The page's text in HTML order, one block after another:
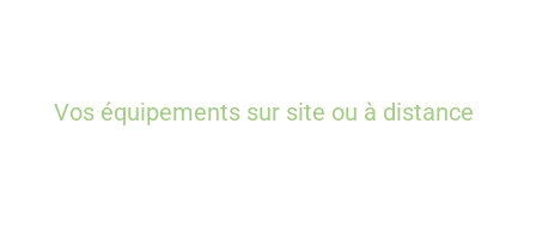
Vos équipements sur site ou à distance